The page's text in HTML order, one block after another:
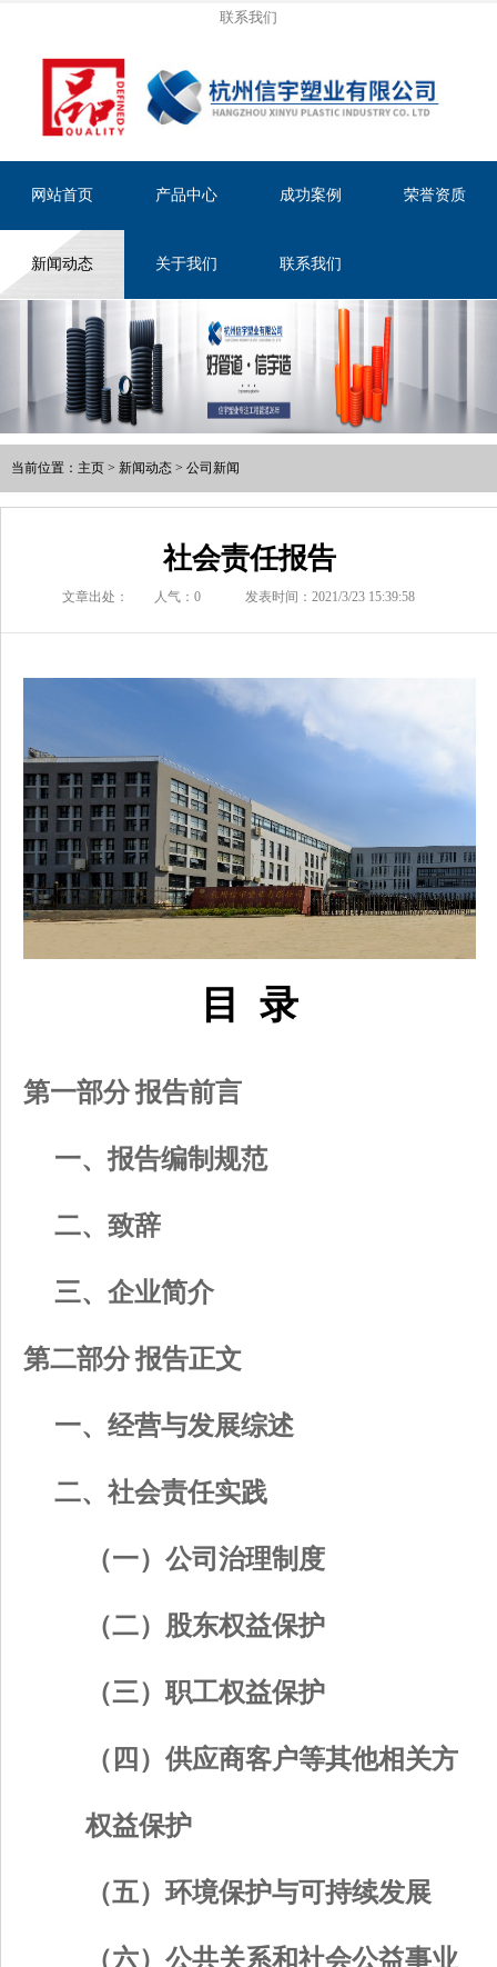
联系我们
网站首页 产品中心 成功案例 荣誉资质
新闻动态 关于我们 联系我们
当前位置： 主页 > 新闻动态 > 公司新闻
社会责任报告
文章出处： 人气： 0 发表时间：2021/3/23 15:39:58
目 录
第一部分 报告前言
一、报告编制规范
二、致辞
三、企业简介
第二部分 报告正文
一、经营与发展综述
二、社会责任实践
（一）公司治理制度
（二）股东权益保护
（三）职工权益保护
（四）供应商客户等其他相关方
权益保护
（五）环境保护与可持续发展
（六）公共关系和社会公益事业